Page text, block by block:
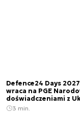
Defence24 Days
wraca na PGE
doświadczeniami z
3 min.